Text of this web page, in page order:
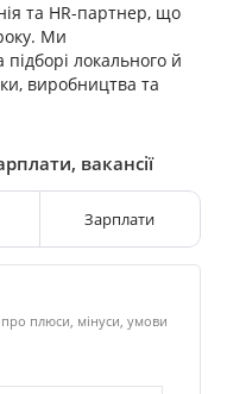
та HR-партнер, що
Ми
підборі локального й
виробництва та
стабільним
надійну роботу з
доходом . Ми беремо
підбір,
та
й адміністративне
десятки
забезпечуючи
об’єктів у
напряму з
вакансії
Зарплати
плюси, мінуси, умови